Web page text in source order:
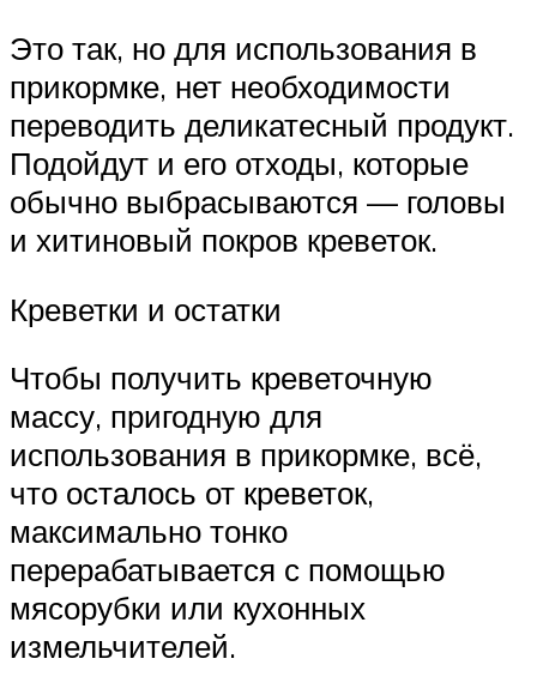
Это так, но для использования в
прикормке, нет необходимости
переводить деликатесный продукт.
Подойдут и его отходы, которые
обычно выбрасываются — головы
и хитиновый покров креветок.
Креветки и остатки
Чтобы получить креветочную
массу, пригодную для
использования в прикормке, всё,
что осталось от креветок,
максимально тонко
перерабатывается с помощью
мясорубки или кухонных
измельчителей.